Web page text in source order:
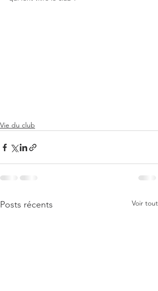
Vie du club
Posts récents Voir tout